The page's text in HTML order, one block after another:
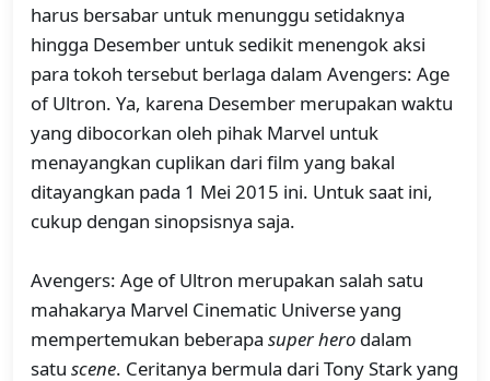
harus bersabar untuk menunggu setidaknya
hingga Desember untuk sedikit menengok aksi
para tokoh tersebut berlaga dalam Avengers: Age
of Ultron. Ya, karena Desember merupakan waktu
yang dibocorkan oleh pihak Marvel untuk
menayangkan cuplikan dari film yang bakal
ditayangkan pada 1 Mei 2015 ini. Untuk saat ini,
cukup dengan sinopsisnya saja.
Avengers: Age of Ultron merupakan salah satu
mahakarya Marvel Cinematic Universe yang
mempertemukan beberapa super hero dalam
satu scene. Ceritanya bermula dari Tony Stark yang